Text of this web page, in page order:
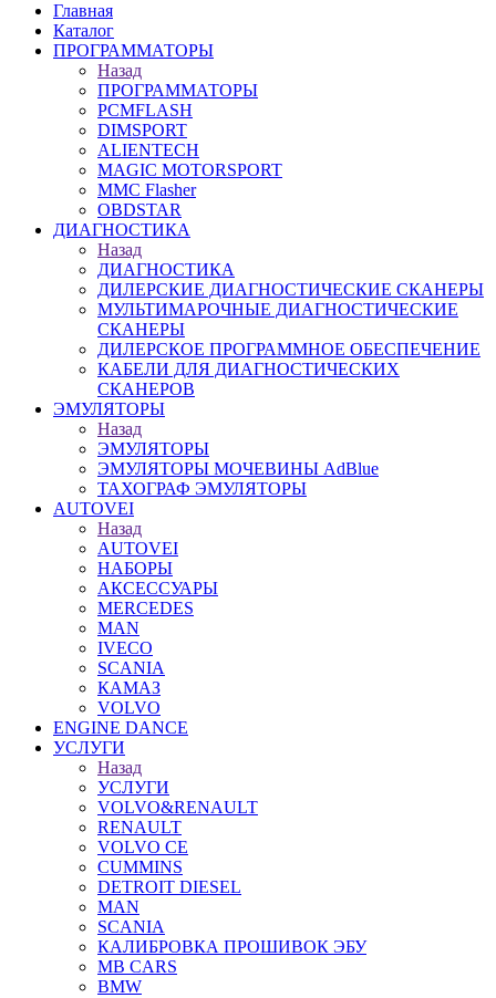
Главная
Каталог
ПРОГРАММАТОРЫ
Назад
ПРОГРАММАТОРЫ
PCMFLASH
DIMSPORT
ALIENTECH
MAGIC MOTORSPORT
MMC Flasher
OBDSTAR
ДИАГНОСТИКА
Назад
ДИАГНОСТИКА
ДИЛЕРСКИЕ ДИАГНОСТИЧЕСКИЕ СКАНЕРЫ
МУЛЬТИМАРОЧНЫЕ ДИАГНОСТИЧЕСКИЕ
СКАНЕРЫ
ДИЛЕРСКОЕ ПРОГРАММНОЕ ОБЕСПЕЧЕНИЕ
КАБЕЛИ ДЛЯ ДИАГНОСТИЧЕСКИХ
СКАНЕРОВ
ЭМУЛЯТОРЫ
Назад
ЭМУЛЯТОРЫ
ЭМУЛЯТОРЫ МОЧЕВИНЫ АdBlue
ТАХОГРАФ ЭМУЛЯТОРЫ
AUTOVEI
Назад
AUTOVEI
НАБОРЫ
АКСЕССУАРЫ
MERCEDES
MAN
IVECO
SCANIA
КАМАЗ
VOLVO
ENGINE DANCE
УСЛУГИ
Назад
УСЛУГИ
VOLVO&RENAULT
RENAULT
VOLVO CE
CUMMINS
DETROIT DIESEL
MAN
SCANIA
КАЛИБРОВКА ПРОШИВОК ЭБУ
MB CARS
BMW